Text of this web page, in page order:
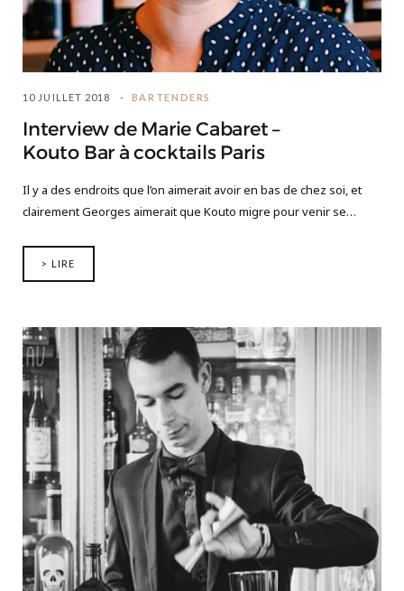
10 JUILLET 2018 BARTENDERS
Interview de Marie Cabaret –
Kouto Bar à cocktails Paris
Il y a des endroits que l’on aimerait avoir en bas de chez soi, et
clairement Georges aimerait que Kouto migre pour venir se…
> LIRE